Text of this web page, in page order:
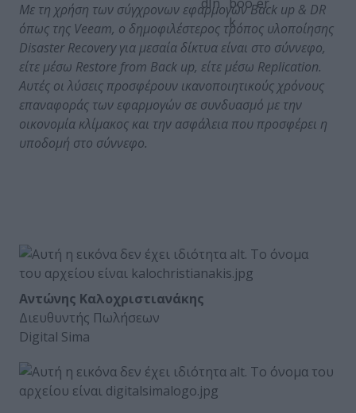
Με τη χρήση των σύγχρονων εφαρμογών Back up & DR
όπως της Veeam, ο δημοφιλέστερος τρόπος υλοποίησης
Disaster Recovery για μεσαία δίκτυα είναι στο σύννεφο,
είτε μέσω Restore from Back up, είτε μέσω Replication.
Αυτές οι λύσεις προσφέρουν ικανοποιητικούς χρόνους
επαναφοράς των εφαρμογών σε συνδυασμό με την
οικονομία κλίμακος και την ασφάλεια που προσφέρει η
υποδομή στο σύννεφο.
Αντώνης Καλοχριστιανάκης
Διευθυντής Πωλήσεων
Digital Sima